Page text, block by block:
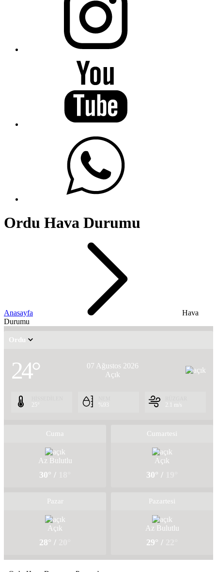
Ordu Hava Durumu
Anasayfa
Hava
Durumu
Ordu
24°
07 Ağustos 2026
Açık
25° %93 2.1 m/s
Cuma
Az Bulutlu
30° /
Cumartesi
Açık
30° /
Pazar
Açık
28° /
Pazartesi
Az Bulutlu
29° /